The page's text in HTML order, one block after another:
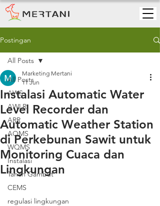
Postingan
All Posts
AWS
AWLR
ARR
AQMS
WQMS
Instalasi
Tanah Gambut
CEMS
regulasi lingkungan
All Posts
Instalasi Automatic Water
Level Recorder dan
Automatic Weather Station
di Perkebunan Sawit untuk
Monitoring Cuaca dan
Lingkungan
Marketing Mertani
11 Jun